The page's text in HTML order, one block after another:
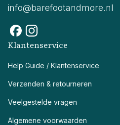
info@barefootandmore.nl
Klantenservice
Help Guide / Klantenservice
Verzenden & retourneren
Veelgestelde vragen
Algemene voorwaarden